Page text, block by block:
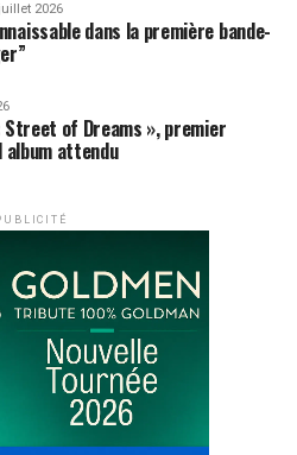
2026
dans la première bande-
Street of Dreams », premier
album attendu